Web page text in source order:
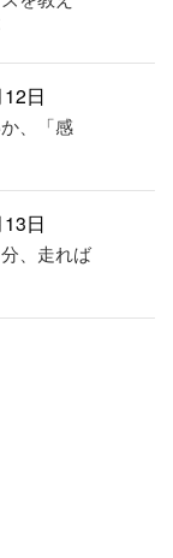
日
、「感
日
、走れば